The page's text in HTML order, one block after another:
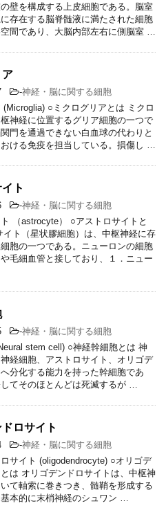
壁を構成する上皮細胞である。脳室
存在する脳脊髄液に満たされた細胞
間であり、大脳内部左右に側脳室 …
ア
-神経・脳に関する細胞
(Microglia) ○ミクログリアとは ミクロ
神経に位置するグリア細胞の一つで
門を通過できない白血球の代わりと
ける免疫を担当している。損傷し …
ト
-神経・脳に関する細胞
（astrocyte） ○アストロサイトと
イト（星状膠細胞）は、中枢神経に存
胞の一つである。ニューロンの細胞
毛細血管と接しており、１．ニュー
-神経・脳に関する細胞
stem cell) ○神経幹細胞とは 神
経細胞、アストロサイト、オリゴデ
分化する能力を持った幹細胞であ
てそのほとんどは死滅するが …
ロサイト
-神経・脳に関する細胞
サイト (oligodendrocyte) ○オリゴデ
は オリゴデンドロサイトは、中枢神
て軸索に巻きつき、髄鞘を形成する
本的に末梢神経のシュワン …